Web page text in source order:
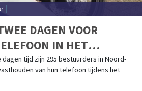
DAGEN VOOR
IN HET
dagen tijd zijn 295 bestuurders in Noord-
van hun telefoon tijdens het